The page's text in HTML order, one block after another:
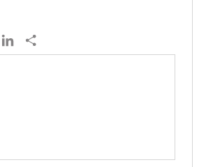
Email LinkedIn